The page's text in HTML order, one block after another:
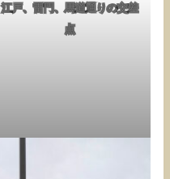
江戸、雷門、馬道通りの交差
点